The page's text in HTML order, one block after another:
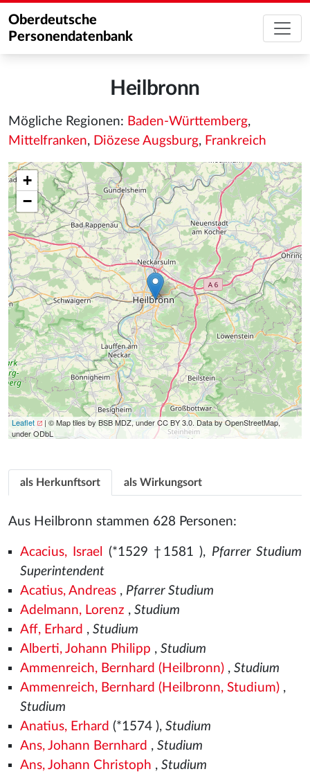
Oberdeutsche
Personendatenbank
Heilbronn
Mögliche Regionen: Baden-Württemberg,
Mittelfranken, Diözese Augsburg, Frankreich
+
−
Leaflet
| © Map tiles by BSB MDZ, under CC BY 3.0. Data by OpenStreetMap,
under ODbL
als Herkunftsort als Wirkungsort
Aus Heilbronn stammen 628 Personen:
Acacius, Israel (*1529 †1581 ), Pfarrer Studium
Superintendent
Acatius, Andreas, Pfarrer Studium
Adelmann, Lorenz , Studium
Aff, Erhard , Studium
Alberti, Johann Philipp , Studium
Ammenreich, Bernhard (Heilbronn), Studium
Ammenreich, Bernhard (Heilbronn, Studium),
Studium
Anatius, Erhard (*1574 ), Studium
Ans, Johann Bernhard , Studium
Ans, Johann Christoph , Studium